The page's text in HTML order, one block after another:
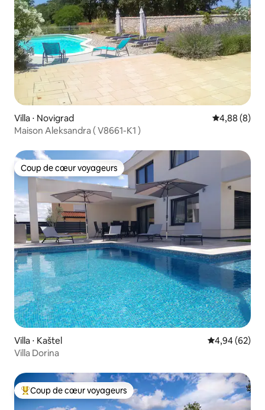
Villa ⋅ Novigrad Évaluation
4,88 (8)
Maison Aleksandra ( V8661-K1 )
Coup de cœur voyageurs
Coup de cœur voyageurs
Villa ⋅ Kaštel Évaluation
4,94 (62)
Villa Dorina
Coups de cœur voyageurs les plus appréciés
Coup de cœur voyageurs